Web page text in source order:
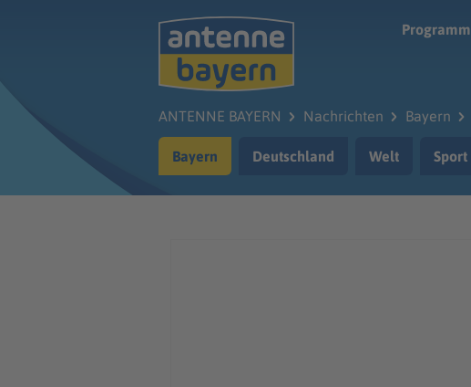
Programm
ANTENNE BAYERN Nachrichten Bayern
Bayern Deutschland Welt Sport